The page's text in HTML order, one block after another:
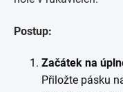
Postup:
Začátek na
Přiložte pásku